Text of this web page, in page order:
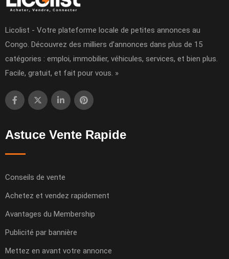
Licolist - Votre plateforme locale de petites annonces au
Congo. Découvrez des milliers d’annonces dans plus de 15
catégories : emploi, immobilier, véhicules, services, et bien plus.
Facile, gratuit, et fait pour vous. »
Astuce Vente Rapide
Conseils de vente
Achetez et vendez rapidement
Avantages du Membership
Publicité par bannière
Mettez en avant votre annonce